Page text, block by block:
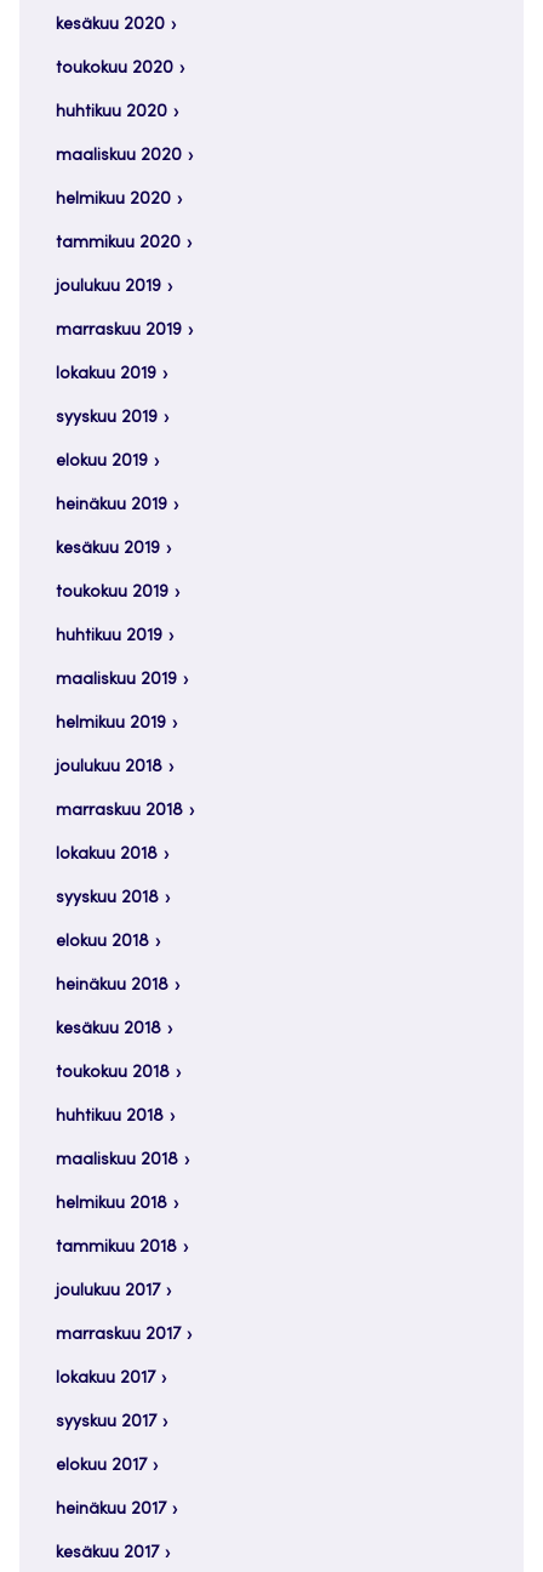
kesäkuu 2020
toukokuu 2020
huhtikuu 2020
maaliskuu 2020
helmikuu 2020
tammikuu 2020
joulukuu 2019
marraskuu 2019
lokakuu 2019
syyskuu 2019
elokuu 2019
heinäkuu 2019
kesäkuu 2019
toukokuu 2019
huhtikuu 2019
maaliskuu 2019
helmikuu 2019
joulukuu 2018
marraskuu 2018
lokakuu 2018
syyskuu 2018
elokuu 2018
heinäkuu 2018
kesäkuu 2018
toukokuu 2018
huhtikuu 2018
maaliskuu 2018
helmikuu 2018
tammikuu 2018
joulukuu 2017
marraskuu 2017
lokakuu 2017
syyskuu 2017
elokuu 2017
heinäkuu 2017
kesäkuu 2017